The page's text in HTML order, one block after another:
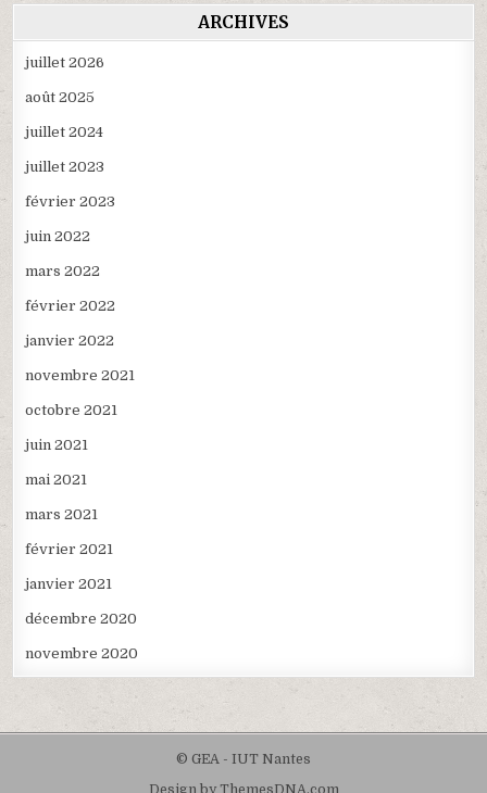
ARCHIVES
juillet 2026
août 2025
juillet 2024
juillet 2023
février 2023
juin 2022
mars 2022
février 2022
janvier 2022
novembre 2021
octobre 2021
juin 2021
mai 2021
mars 2021
février 2021
janvier 2021
décembre 2020
novembre 2020
© GEA - IUT Nantes
Design by ThemesDNA.com